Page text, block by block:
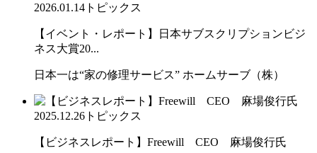
2026.01.14 トピックス
【イベント・レポート】日本サブスクリプションビジ
ネス大賞20...
日本一は“家の修理サービス” ホームサーブ（株）
2025.12.26 トピックス
【ビジネスレポート】Freewill CEO 麻場俊行氏